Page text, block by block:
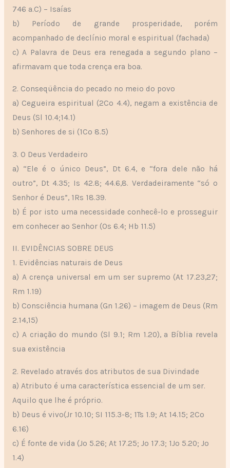
746 a.C) – Isaías
b) Período de grande prosperidade, porém
acompanhado de declínio moral e espiritual (fachada)
c) A Palavra de Deus era renegada a segundo plano –
afirmavam que toda crença era boa.
2. Conseqüência do pecado no meio do povo
a) Cegueira espiritual (2Co 4.4), negam a existência de
Deus (Sl 10.4;14.1)
b) Senhores de si (1Co 8.5)
3. O Deus Verdadeiro
a) “Ele é o único Deus”, Dt 6.4, e “fora dele não há
outro”, Dt 4.35; Is 42.8; 44.6,8. Verdadeiramente “só o
Senhor é Deus”, 1Rs 18.39.
b) É por isto uma necessidade conhecê-lo e prosseguir
em conhecer ao Senhor (Os 6.4; Hb 11.5)
II. EVIDÊNCIAS SOBRE DEUS
1. Evidências naturais de Deus
a) A crença universal em um ser supremo (At 17.23,27;
Rm 1.19)
b) Consciência humana (Gn 1.26) – imagem de Deus (Rm
2.14,15)
c) A criação do mundo (Sl 9.1; Rm 1.20), a Bíblia revela
sua existência
2. Revelado através dos atributos de sua Divindade
a) Atributo é uma característica essencial de um ser.
Aquilo que lhe é próprio.
b) Deus é vivo(Jr 10.10; SI 115.3-8; 1Ts 1.9; At 14.15; 2Co
6.16)
c) É fonte de vida (Jo 5.26; At 17.25; Jo 17.3; 1Jo 5.20; Jo
1.4)